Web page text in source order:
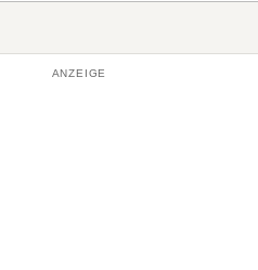
ANZEIGE